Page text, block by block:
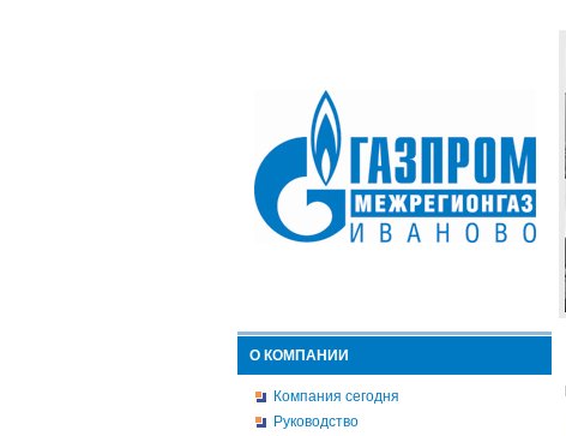
О КОМПАНИИ
Компания сегодня
Руководство